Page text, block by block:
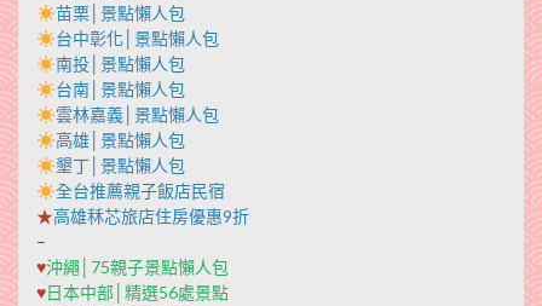
苗栗│景點懶人包
台中彰化│景點懶人包
南投│景點懶人包
台南│景點懶人包
雲林嘉義│景點懶人包
高雄│景點懶人包
墾丁│景點懶人包
全台推薦親子飯店民宿
★高雄秝芯旅店住房優惠9折
–
♥沖繩│75親子景點懶人包
♥日本中部│精選56處景點